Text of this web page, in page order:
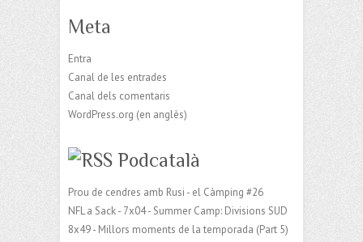
Meta
Entra
Canal de les entrades
Canal dels comentaris
WordPress.org (en anglès)
Podcatalà
Prou de cendres amb Rusi - el Càmping #26
NFL a Sack - 7x04 - Summer Camp: Divisions SUD
8x49 - Millors moments de la temporada (Part 5)